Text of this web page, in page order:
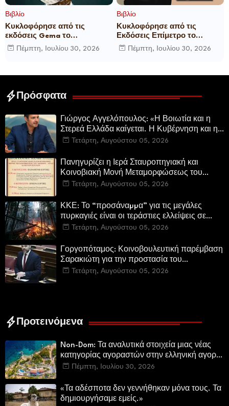
Βιβλίο
Κυκλοφόρησε από τις
εκδόσεις Gema το
μυθιστόρημα του γνωστού
δημοσιογράφου Γεώργιου Θ.
Πέμπτη, Ιουλίου 30, 2026
Βιβλίο
Κυκλοφόρησε από τις
Εκδόσεις Επίμετρο το
αστυνομικό μυθιστόρημα της
Κατερίνας Πανούση Οι ρόλοι
Πέμπτη, Ιουλίου 30, 2026
Πρόσφατα
Γιώργος Αγγελόπουλος: «Η Βοιωτία και η
Στερεά Ελλάδα καίγεται. Η Κυβέρνηση και η
Περιφερειακή Αρχή αυτοθαυμάζονται.»
Τετάρτη, Αυγούστου 05, 2026
Πανηγυρίζει η Ιερά Σταυροπηγιακή και
Κοινοβιακή Μονή Μεταμορφώσεως του
Σωτήρος Καμενων Βουρλων (Μονή Αγιάς ή
Τετάρτη, Αυγούστου 05, 2026
ΚΚΕ: Το “προσάναµµα” για τις μεγάλες
πυρκαγιές είναι οι τεράστιες ελλείψεις σε
µέσα και προσωπικό στην Πυροσβεστική και
Τετάρτη, Αυγούστου 05, 2026
Γοργοπόταμος: Κοινοβουλευτική παρέμβαση
Σαρακιώτη για την προστασία του
εμβληματικού φυσικού και ιστορικού
Τετάρτη, Αυγούστου 05, 2026
Προτεινόμενα
Non-Dom: Τα αναλυτικά στοιχεία μιας νέας
κατηγορίας αγοραστών στην ελληνική αγορά
πολυτελών κατοικιών
Πέμπτη, Ιουλίου 30, 2026
«Τα αδέσποτα δεν γεννήθηκαν μόνα τους. Τα
δημιουργήσαμε εμείς.»